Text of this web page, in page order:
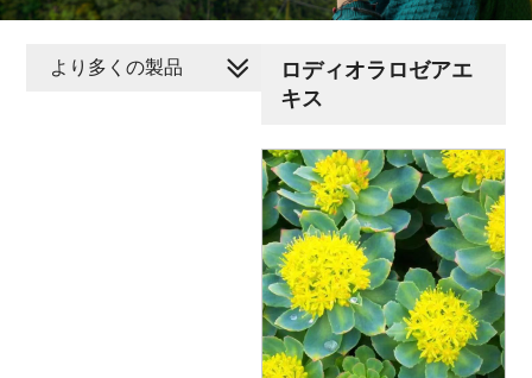
ロディオラロゼアエ
キス
より多くの製品